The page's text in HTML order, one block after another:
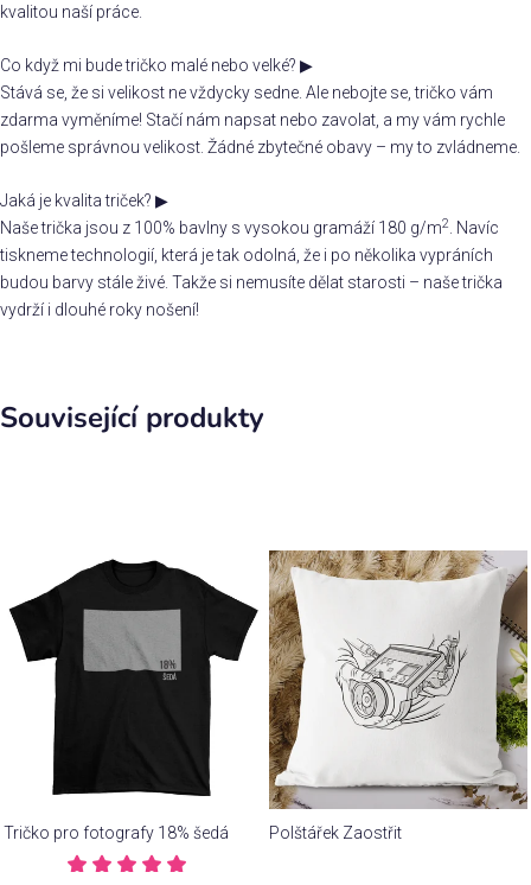
kvalitou naší práce.
Co když mi bude tričko malé nebo velké? ▶
Stává se, že si velikost ne vždycky sedne. Ale nebojte se, tričko vám
zdarma vyměníme! Stačí nám napsat nebo zavolat, a my vám rychle
pošleme správnou velikost. Žádné zbytečné obavy – my to zvládneme.
Jaká je kvalita triček? ▶
Naše trička jsou z 100% bavlny s vysokou gramáží 180 g/m2
. Navíc
tiskneme technologií, která je tak odolná, že i po několika vypráních
budou barvy stále živé. Takže si nemusíte dělat starosti – naše trička
vydrží i dlouhé roky nošení!
Související produkty
Tričko pro fotografy 18% šedá Polštářek Zaostřit